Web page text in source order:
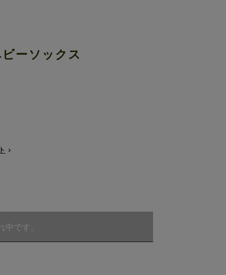
ーソックス
中です。